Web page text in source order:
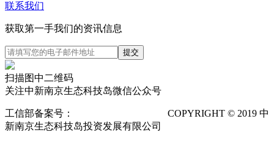
联系我们
获取第一手我们的资讯信息
扫描图中二维码
关注中新南京生态科技岛微信公众号
工信部备案号：
COPYRIGHT © 2019 中
新南京生态科技岛投资发展有限公司